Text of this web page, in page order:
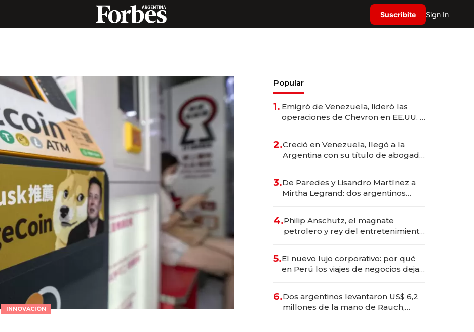
Suscribite Sign In
INNOVACIÓN
Popular
1. Emigró de Venezuela, lideró las
operaciones de Chevron en EE.UU. y
2.Creció en Venezuela, llegó a la
Argentina con su título de abogado
marcas "fast premium"
3.De Paredes y Lisandro Martínez a
Mirtha Legrand: dos argentinos
4.Philip Anschutz, el magnate
petrolero y rey del entretenimiento
5.El nuevo lujo corporativo: por qué
en Perú los viajes de negocios dejan
en experiencias transformadoras
6.Dos argentinos levantaron US$ 6,2
millones de la mano de Rauch,